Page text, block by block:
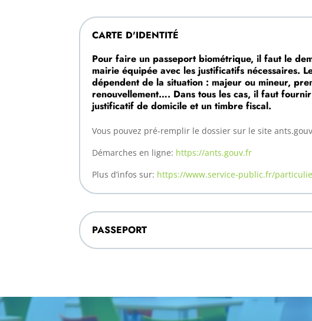
CARTE D'IDENTITÉ
Pour faire un passeport biométrique, il faut le
mairie équipée avec les justificatifs nécessaires.
dépendent de la situation : majeur ou mineur,
renouvellement…. Dans tous les cas, il faut
justificatif de domicile et un timbre fiscal.
Vous pouvez pré-remplir le dossier sur le site
Démarches en ligne: https://ants.gouv.fr
Plus d’infos sur: https://www.service-public.fr/
PASSEPORT